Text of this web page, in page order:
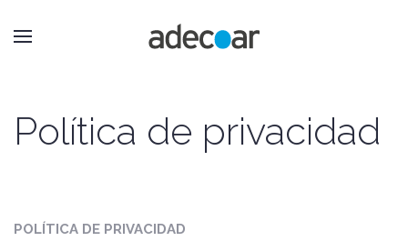
Política de privacidad
POLÍTICA DE PRIVACIDAD